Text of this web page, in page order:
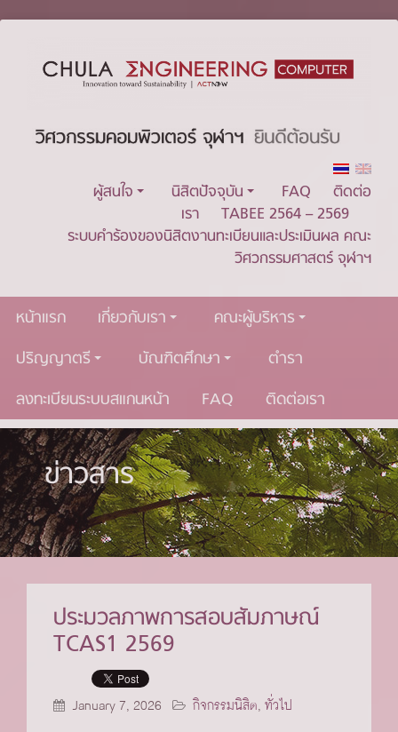
ผู้สนใจ นิสิตปัจจุบัน FAQ
ติดต่อ
เรา
TABEE 2564 – 2569
ระบบคำร้องของนิสิตงานทะเบียนและประเมินผล คณะ
วิศวกรรมศาสตร์ จุฬาฯ
หน้าแรก เกี่ยวกับเรา
คณะผู้บริหาร
ปริญญาตรี
บัณฑิตศึกษา
ตำรา
ลงทะเบียนระบบสแกนหน้า
FAQ ติดต่อเรา
ข่าวสาร
ประมวลภาพการสอบสัมภาษณ์
TCAS1 2569
January 7, 2026 กิจกรรมนิสิต,ทั่วไป